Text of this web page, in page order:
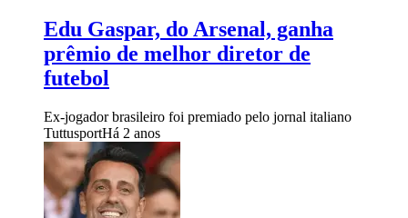
Edu Gaspar, do Arsenal, ganha
prêmio de melhor diretor de
futebol
Ex-jogador brasileiro foi premiado pelo jornal italiano
TuttusportHá 2 anos